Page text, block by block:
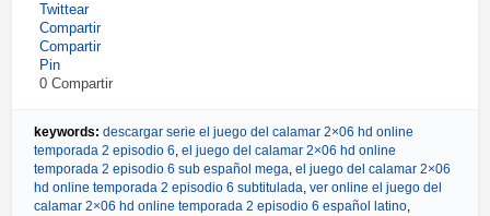
Twittear
Compartir
Compartir
Pin
0 Compartir
keywords: descargar serie el juego del calamar 2×06 hd online
temporada 2 episodio 6, el juego del calamar 2×06 hd online
temporada 2 episodio 6 sub español mega, el juego del calamar 2×06
hd online temporada 2 episodio 6 subtitulada, ver online el juego del
calamar 2×06 hd online temporada 2 episodio 6 español latino,